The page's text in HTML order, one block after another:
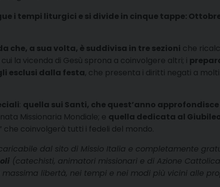
i tempi liturgici e si divide in cinque tappe:
che, a sua volta, è suddivisa in tre sezioni che
la vicenda di Gesù sprona a coinvolgere altri; i
esclusi dalla festa, che presenta i diritti negati a
: quella sui Santi, che quest’anno
Missionaria Mondiale; e quella dedicata al
che coinvolgerà tutti i fedeli del mondo.
dal sito di Missio Italia e completamente
(catechisti, animatori missionari e di Azione
libertà, nei tempi e nei modi più vicini alle